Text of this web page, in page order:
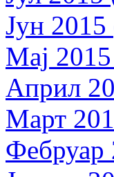
Јун 2015
Мај
Април
Март
Фебруар